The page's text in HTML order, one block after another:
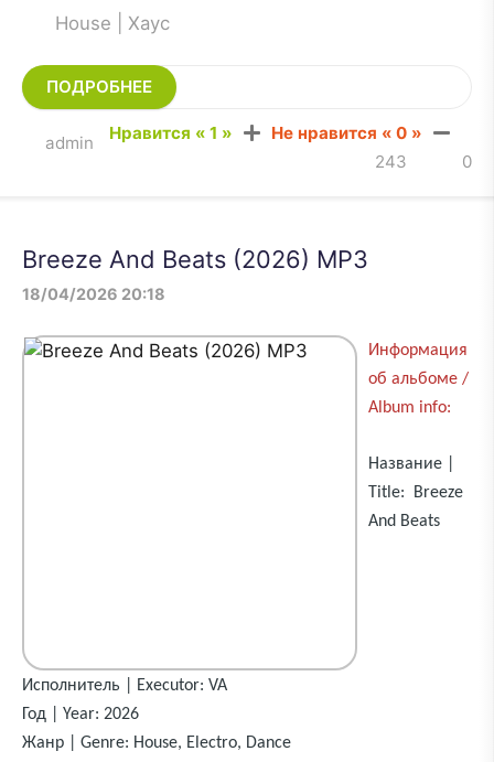
House | Хаус
ПОДРОБНЕЕ
Нравится « 1 » Не нравится « 0 »
admin
0
243
Breeze And Beats (2026) MP3
18/04/2026 20:18
Информация
об альбоме /
Album info:
Название |
Title: Breeze
And Beats
Исполнитель | Executor: VA
Год | Year: 2026
Жанр | Genre: House, Electro, Dance